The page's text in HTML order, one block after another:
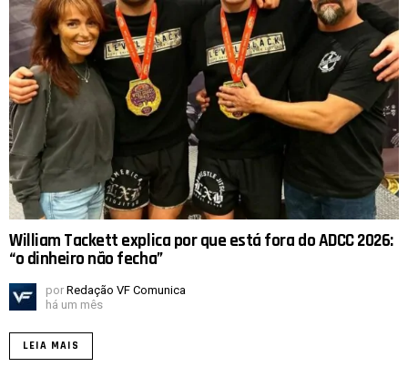
William Tackett explica por que está fora do ADCC 2026:
“o dinheiro não fecha”
por Redação VF Comunica
há um mês
LEIA MAIS